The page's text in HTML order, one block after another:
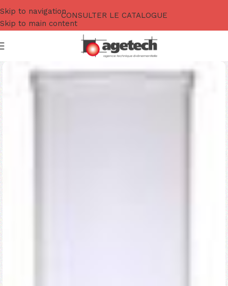
Skip to navigation
Skip to main content
CONSULTER LE CATALOGUE